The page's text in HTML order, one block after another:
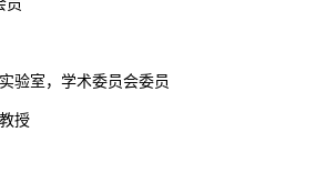
员
验室，学术委员会委员
授